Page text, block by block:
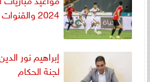
2024 والقنوات الناقلة
إبراهيم نور
لجنة الحكام